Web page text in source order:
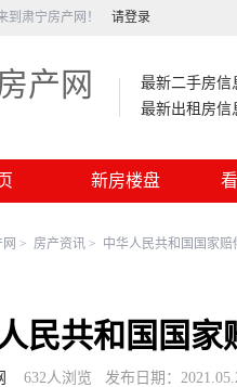
到肃宁房产网！ 请登录
产网
最新二手房信
最新出租房信
新房楼盘
> 房产资讯 > 中华人民共和国国家赔
民共和国国家
632人浏览 发布日期：